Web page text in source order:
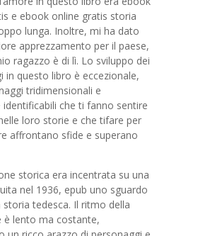
e ebook online gratis storia
lunga. Inoltre, mi ha dato
apprezzamento per il paese,
ragazzo è di lì. Lo sviluppo dei
in questo libro è eccezionale,
tridimensionali e
che ti fanno sentire
loro storie e che tifare per
affrontano sfide e superano
storica era incentrata su una
nel 1936, epub uno sguardo
storia tedesca. Il ritmo della
è lento ma costante,